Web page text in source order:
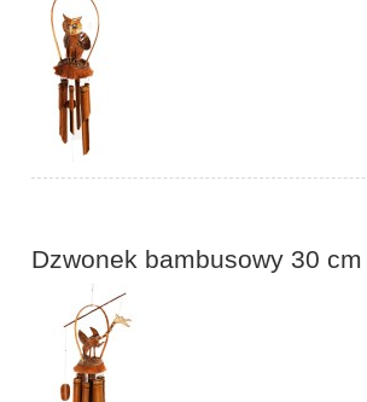
Dzwonek bambusowy 30 cm